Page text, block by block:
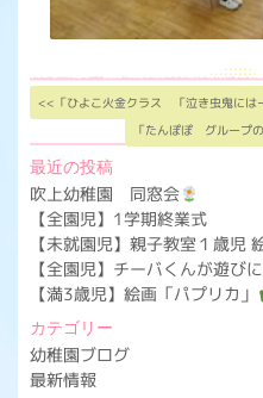
<<「ひよこ火金クラス 「泣き虫鬼には
「たんぽぽ グループ
最近の投稿
吹上幼稚園 同窓会
【全園児】1学期終業式
【未就園児】親子教室１歳児
【全園児】チーバくんが遊び
【満3歳児】絵画「パプリカ」
カテゴリー
幼稚園ブログ
最新情報